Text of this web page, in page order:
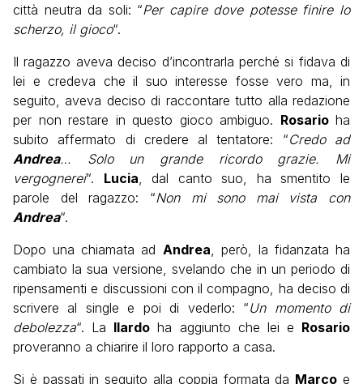
città neutra da soli: “Per capire dove potesse finire lo
scherzo, il gioco“.
Il ragazzo aveva deciso d’incontrarla perché si fidava di
lei e credeva che il suo interesse fosse vero ma, in
seguito, aveva deciso di raccontare tutto alla redazione
per non restare in questo gioco ambiguo. Rosarioha
subito affermato di credere al tentatore: “Credo ad
Andrea… Solo un grande ricordo grazie. Mi
vergognerei“. Lucia , dal canto suo, ha smentito le
parole del ragazzo: “Non mi sono mai vista con
Andrea“.
Dopo una chiamata ad Andrea , però, la fidanzata ha
cambiato la sua versione, svelando che in un periodo di
ripensamenti e discussioni con il compagno, ha deciso di
scrivere al single e poi di vederlo: “Un momento di
debolezza“. La Ilardo ha aggiunto che lei e Rosario
proveranno a chiarire il loro rapporto a casa.
Si è passati in seguito alla coppia formata da Marco e